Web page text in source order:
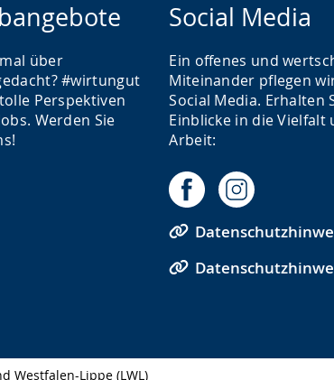
über
#wirtungut
Perspektiven
Werden Sie
Social Media
Ein offenes und
Miteinander pflegen
Social Media. Erhalten
Einblicke in die Vielfalt
Arbeit:
Westfalen-Lippe (LWL)